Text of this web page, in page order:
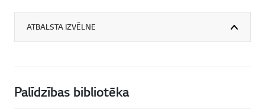
ATBALSTA IZVĒLNE
Palīdzības bibliotēka